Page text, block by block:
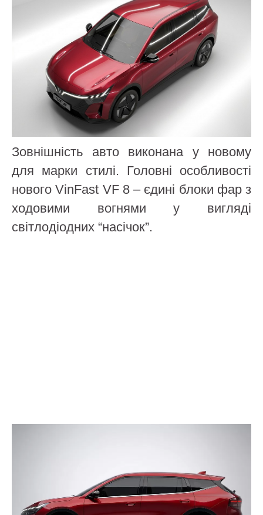
Зовнішність авто виконана у новому
для марки стилі. Головні особливості
нового VinFast VF 8 – єдині блоки фар з
ходовими вогнями у вигляді
світлодіодних “насічок”.